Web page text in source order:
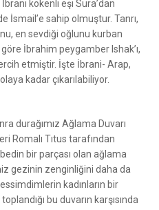
kökenli eşi Sura’dan
İsmail’e sahip olmuştur. Tanrı,
en sevdiği oğlunu kurban
İbrahim peygamber Ishak’ı,
etmiştir. İşte İbrani- Arap,
kadar çıkarılabiliyor.
durağımız Ağlama Duvarı
Romalı Tıtus tarafından
bir parçası olan ağlama
gezinin zenginliğini daha da
kadınların bir
bu duvarın karşısında